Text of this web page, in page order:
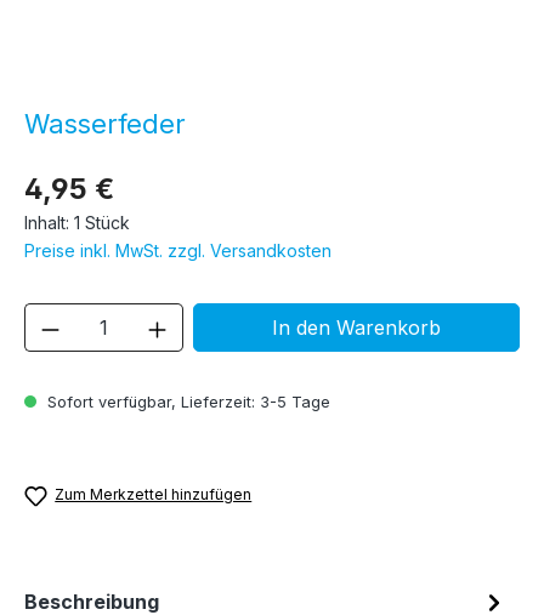
Wasserfeder
4,95 €
Inhalt: 1 Stück
Preise inkl. MwSt. zzgl. Versandkosten
Sofort verfügbar, Lieferzeit: 3-5 Tage
Produkt Anzahl: Gib denIn den Warenkorb
Zum Merkzettel hinzufügen
Beschreibung